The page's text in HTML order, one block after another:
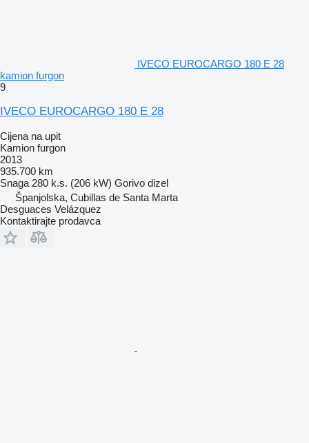
IVECO EUROCARGO 180 E 28
kamion furgon
9
IVECO EUROCARGO 180 E 28
Cijena na upit
Kamion furgon
2013
935.700 km
Snaga 280 k.s. (206 kW) Gorivo dizel
Španjolska, Cubillas de Santa Marta
Desguaces Velázquez
Kontaktirajte prodavca